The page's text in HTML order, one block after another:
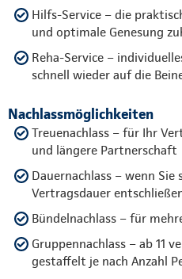
Hilfs-Service – die
und optimale Genesung
Reha-Service –
schnell wieder auf die
Nachlassmöglichkeiten
Treuenachlass – für Ihr
und längere Partnerschaft
Dauernachlass – wenn
Vertragsdauer
Bündelnachlass – für
Gruppennachlass – ab 11
gestaffelt je nach Anzahl